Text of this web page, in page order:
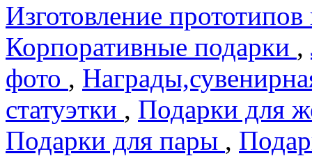
Изготовление
Корпоративные подарки ,
фото ,
статуэтки , Подарки для
Подарки для пары ,